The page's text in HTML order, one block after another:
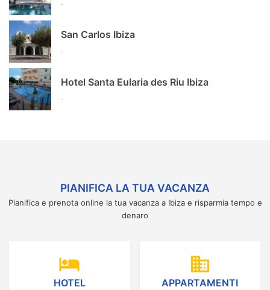
San Carlos Ibiza
Hotel Santa Eularia des Riu Ibiza
PIANIFICA LA TUA VACANZA
Pianifica e prenota online la tua vacanza a Ibiza e risparmia tempo e
denaro
hotel
HOTEL
domain
APPARTAMENTI